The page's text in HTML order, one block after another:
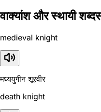
वाक्यांश और स्थायी
medieval knight
मध्ययुगीन शूरवीर
death knight